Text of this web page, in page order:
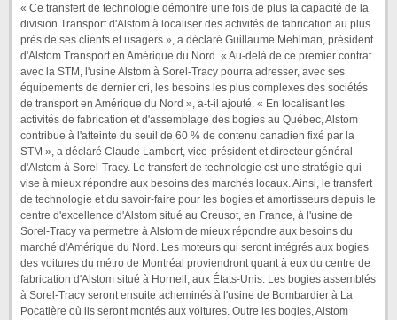
« Ce transfert de technologie démontre une fois de plus la capacité de la
division Transport d'Alstom à localiser des activités de fabrication au plus
près de ses clients et usagers », a déclaré Guillaume Mehlman, président
d'Alstom Transport en Amérique du Nord. « Au-delà de ce premier contrat
avec la STM, l'usine Alstom à Sorel-Tracy pourra adresser, avec ses
équipements de dernier cri, les besoins les plus complexes des sociétés
de transport en Amérique du Nord », a-t-il ajouté. « En localisant les
activités de fabrication et d'assemblage des bogies au Québec, Alstom
contribue à l'atteinte du seuil de 60 % de contenu canadien fixé par la
STM », a déclaré Claude Lambert, vice-président et directeur général
d'Alstom à Sorel-Tracy. Le transfert de technologie est une stratégie qui
vise à mieux répondre aux besoins des marchés locaux. Ainsi, le transfert
de technologie et du savoir-faire pour les bogies et amortisseurs depuis le
centre d'excellence d'Alstom situé au Creusot, en France, à l'usine de
Sorel-Tracy va permettre à Alstom de mieux répondre aux besoins du
marché d'Amérique du Nord. Les moteurs qui seront intégrés aux bogies
des voitures du métro de Montréal proviendront quant à eux du centre de
fabrication d'Alstom situé à Hornell, aux États-Unis. Les bogies assemblés
à Sorel-Tracy seront ensuite acheminés à l'usine de Bombardier à La
Pocatière où ils seront montés aux voitures. Outre les bogies, Alstom